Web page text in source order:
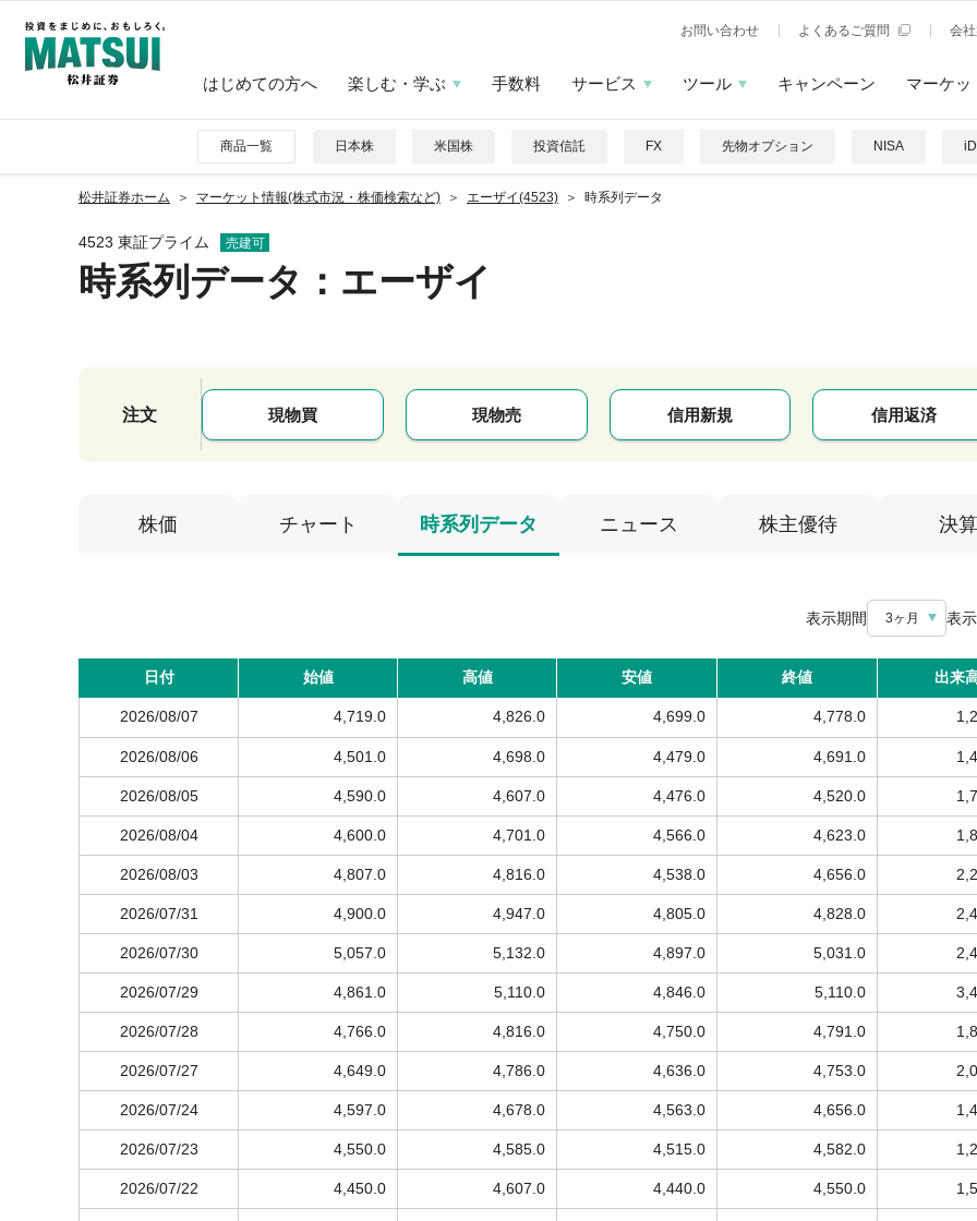
お問い合わせ よくあるご質問 会
はじめての方へ 楽しむ・学ぶ 手数料 サービス ツール キャンペーン マーケッ
商品一覧 日本株 米国株 投資信託 FX 先物オプション NISA
松井証券ホーム マーケット情報(株式市況・株価検索など) エーザイ(4523) 時系列データ
4523 東証プライム 売建可
時系列データ ：エーザイ
注文 現物買 現物売 信用新規 信用返済
株価 チャート 時系列データ ニュース 株主優待 決算
表示期間 3ヶ月 表
日付 始値 高値 安値 終値 出来
2026/08/07 4,719.0 4,826.0 4,699.0 4,778.0
2026/08/06 4,501.0 4,698.0 4,479.0 4,691.0
2026/08/05 4,590.0 4,607.0 4,476.0 4,520.0
2026/08/04 4,600.0 4,701.0 4,566.0 4,623.0
2026/08/03 4,807.0 4,816.0 4,538.0 4,656.0
2026/07/31 4,900.0 4,947.0 4,805.0 4,828.0
2026/07/30 5,057.0 5,132.0 4,897.0 5,031.0
2026/07/29 4,861.0 5,110.0 4,846.0 5,110.0
2026/07/28 4,766.0 4,816.0 4,750.0 4,791.0
2026/07/27 4,649.0 4,786.0 4,636.0 4,753.0
2026/07/24 4,597.0 4,678.0 4,563.0 4,656.0
2026/07/23 4,550.0 4,585.0 4,515.0 4,582.0
2026/07/22 4,450.0 4,607.0 4,440.0 4,550.0